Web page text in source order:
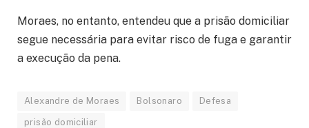
Moraes, no entanto, entendeu que a prisão domiciliar
segue necessária para evitar risco de fuga e garantir
a execução da pena.
Alexandre de Moraes Bolsonaro Defesa
prisão domiciliar